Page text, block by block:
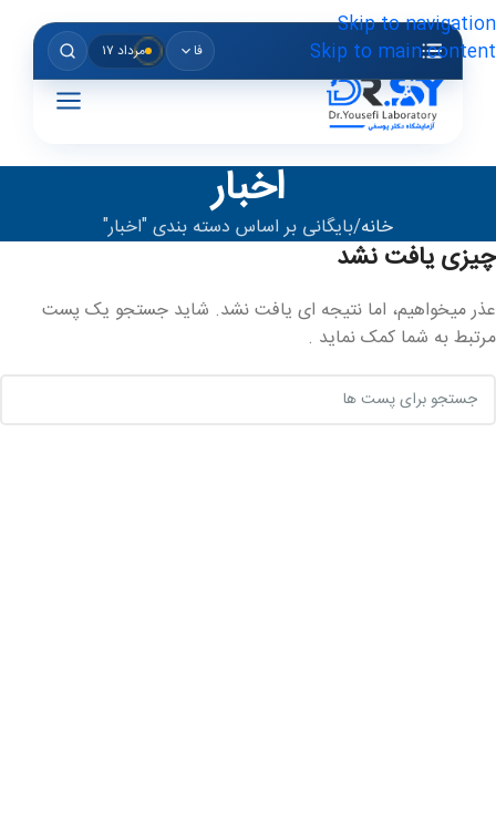
Skip to navigation
Skip to main content
فا مرداد ۱۷
اخبار
خانه بایگانی بر اساس دسته بندی "اخبار"
چیزی یافت نشد
عذر میخواهیم، اما نتیجه ای یافت نشد. شاید جستجو یک پست
مرتبط به شما کمک نماید .